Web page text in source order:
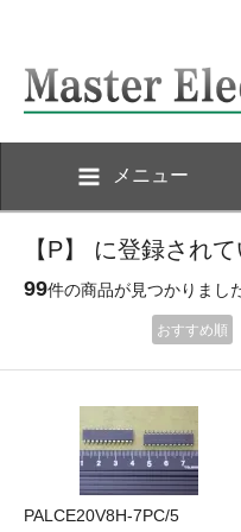
メニュー
【P】 に登録され
99件の商品が見つかりまし
おすすめ順
PALCE20V8H-7PC/5